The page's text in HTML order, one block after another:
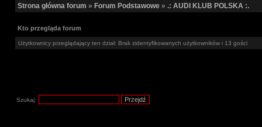
Strona główna forum » Forum Podstawowe » .: AUDI KLUB POLSKA :.
Kto przegląda forum
Użytkownicy przeglądający ten dział: Brak zidentyfikowanych użytkowników i 13 gości
Szukaj: